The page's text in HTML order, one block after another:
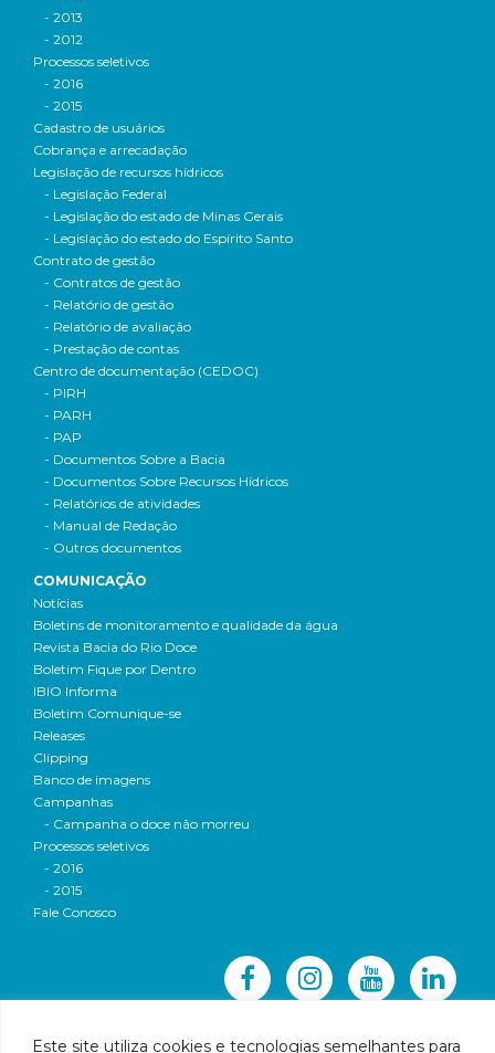
Este site utiliza cookies e tecnologias semelhantes para
- 2013
- 2012
Processos seletivos
- 2016
- 2015
Cadastro de usuários
Cobrança e arrecadação
Legislação de recursos hídricos
- Legislação Federal
- Legislação do estado de Minas Gerais
- Legislação do estado do Espírito Santo
Contrato de gestão
- Contratos de gestão
- Relatório de gestão
- Relatório de avaliação
- Prestação de contas
Centro de documentação (CEDOC)
- PIRH
- PARH
- PAP
- Documentos Sobre a Bacia
- Documentos Sobre Recursos Hídricos
- Relatórios de atividades
- Manual de Redação
- Outros documentos
COMUNICAÇÃO
Notícias
Boletins de monitoramento e qualidade da água
Revista Bacia do Rio Doce
Boletim Fique por Dentro
IBIO Informa
Boletim Comunique-se
Releases
Clipping
Banco de imagens
Campanhas
- Campanha o doce não morreu
Processos seletivos
- 2016
- 2015
Fale Conosco